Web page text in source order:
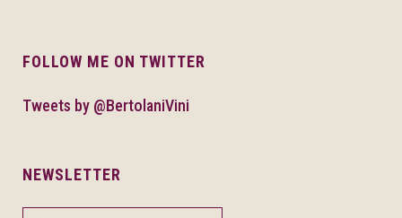
FOLLOW ME ON TWITTER
Tweets by @BertolaniVini
NEWSLETTER